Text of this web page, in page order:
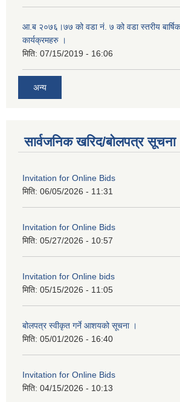
आ.ब २०७६।७७ को वडा नं. ७ को वडा स्तरीय
कार्यक्रमहरु ।
मिति: 07/15/2019 - 16:06
अन्य
सार्वजनिक खरिद/बोलपत्र सूचना
Invitation for Online Bids
मिति: 06/05/2026 - 11:31
Invitation for Online Bids
मिति: 05/27/2026 - 10:57
Invitation for Online bids
मिति: 05/15/2026 - 11:05
बोलपत्र स्वीकृत गर्ने आशयको सूचना ।
मिति: 05/01/2026 - 16:40
Invitation for Online Bids
मिति: 04/15/2026 - 10:13